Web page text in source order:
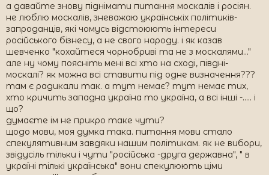
а давайте знову піднімати питання москалів і росіян.
не люблю москалів, зневажаю українськіх політиків-
запроданців, які чомусь відстоюють інтереси
російського бізнесу, а не свого народу. і як казав
шевченко "кохайтеся чорнобриві та не з москалями..."
але ну чому поясніть мені всі хто на сході, півдні-
москалі? як можна всі ставити під одне визначення???
там є радикали так. а тут немає? тут немає тих,
хто кричить западна україна то україна, а всі інші -..... і
що?
думаєте ім не прикро таке чути?
щодо мови, моя думка така. питання мови стало
спекулятивним завдяки нашим політикам. як не вибори,
звідусіль тільки і чути "російська -друга державна", " в
україні тількі українська" вони спекулюють ціми